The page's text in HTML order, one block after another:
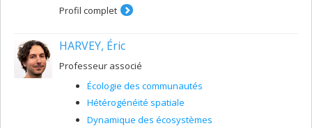
Profil complet
HARVEY, Éric
Professeur associé
Écologie des communautés
Hétérogénéité spatiale
Dynamique des écosystèmes